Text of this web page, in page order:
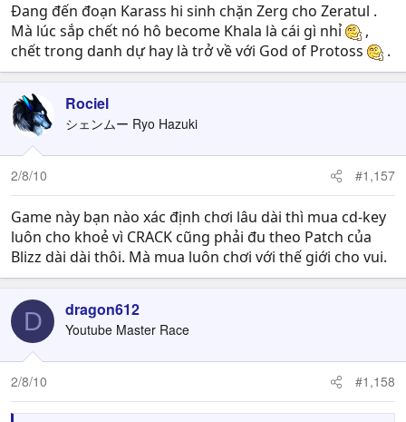
Đang đến đoạn Karass hi sinh chặn Zerg cho Zeratul .
Mà lúc sắp chết nó hô become Khala là cái gì nhỉ
,
chết trong danh dự hay là trở về với God of Protoss
.
Rociel
シェンムー Ryo Hazuki
2/8/10 #1,157
Game này bạn nào xác định chơi lâu dài thì mua cd-key
luôn cho khoẻ vì CRACK cũng phải đu theo Patch của
Blizz dài dài thôi. Mà mua luôn chơi với thế giới cho vui.
D dragon612
Youtube Master Race
2/8/10 #1,158